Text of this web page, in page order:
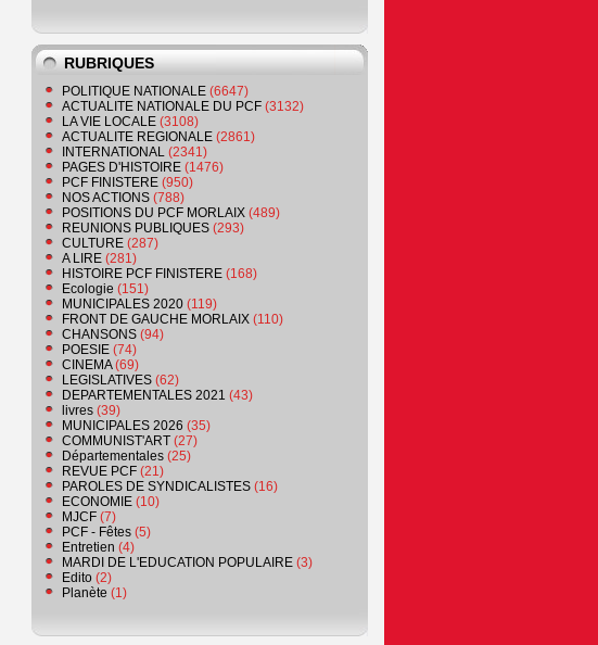
RUBRIQUES
POLITIQUE NATIONALE (6647)
ACTUALITE NATIONALE DU PCF (3132)
LA VIE LOCALE (3108)
ACTUALITE REGIONALE (2861)
INTERNATIONAL (2341)
PAGES D'HISTOIRE (1476)
PCF FINISTERE (950)
NOS ACTIONS (788)
POSITIONS DU PCF MORLAIX (489)
REUNIONS PUBLIQUES (293)
CULTURE (287)
A LIRE (281)
HISTOIRE PCF FINISTERE (168)
Ecologie (151)
MUNICIPALES 2020 (119)
FRONT DE GAUCHE MORLAIX (110)
CHANSONS (94)
POESIE (74)
CINEMA(69)
LEGISLATIVES (62)
DEPARTEMENTALES 2021 (43)
livres (39)
MUNICIPALES 2026 (35)
COMMUNIST'ART (27)
Départementales (25)
REVUE PCF (21)
PAROLES DE SYNDICALISTES (16)
ECONOMIE (10)
MJCF (7)
PCF - Fêtes (5)
Entretien (4)
MARDI DE L'EDUCATION POPULAIRE (3)
Edito (2)
Planète (1)